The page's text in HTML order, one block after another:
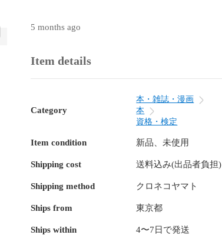
5 months ago
Item details
Category
本・雑誌・漫画
本
資格・検定
Item condition 新品、未使用
Shipping cost 送料込み(出品者負担)
Shipping method クロネコヤマト
Ships from 東京都
Ships within 4〜7日で発送